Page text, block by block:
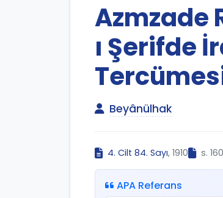
Azmzade
ı Şerifde
Beyânülhak
4. Cilt 84. Sayı, 1910 s.
APA Referans